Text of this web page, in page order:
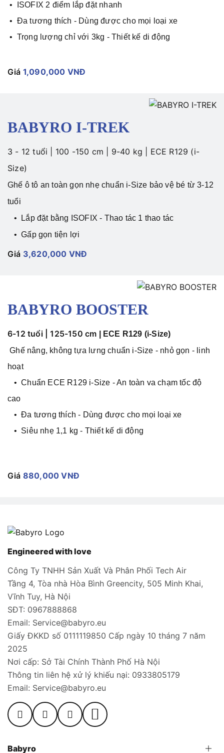
• ISOFIX 2 điểm lắp đặt nhanh
• Đa tương thích - Dùng được cho mọi loại xe
• Trọng lượng chỉ với 3kg - Thiết kế di động
Giá 1,090,000 VNĐ
BABYRO I-TREK
3 - 12 tuổi | 100 -150 cm | 9-40 kg | ECE R129 (i-
Size)
Ghế ô tô an toàn gọn nhẹ chuẩn i-Size bảo vệ bé từ 3-12
tuổi
• Lắp đặt bằng ISOFIX - Thao tác 1 thao tác
• Gấp gọn tiện lợi
Giá 3,620,000 VNĐ
BABYRO BOOSTER
6-12 tuổi | 125-150 cm
ECE R129 (i-Size)
Ghế nâng, không tựa lưng chuẩn i-Size - nhỏ gọn - linh
hoạt
• Chuẩn ECE R129 i-Size - An toàn va chạm tốc độ
cao
• Đa tương thích - Dùng được cho mọi loại xe
• Siêu nhẹ 1,1 kg - Thiết kế di động
Giá 880,000 VNĐ
Engineered with love
Công Ty TNHH Sản Xuất Và Phân Phối Tech Air
Tầng 4, Tòa nhà Hòa Bình Greencity, 505 Minh Khai,
Vĩnh Tuy, Hà Nội
SĐT: 0967888868
Email: Service@babyro.eu
Giấy ĐKKD số 0111119850 Cấp ngày 10 tháng 7 năm
2025
Nơi cấp: Sở Tài Chính Thành Phố Hà Nội
Thông tin liên hệ xử lý khiếu nại: 0933805179
Email: Service@babyro.eu
Babyro